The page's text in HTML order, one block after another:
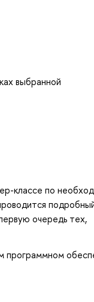
выбранной
классе по
очередь тех,
программном